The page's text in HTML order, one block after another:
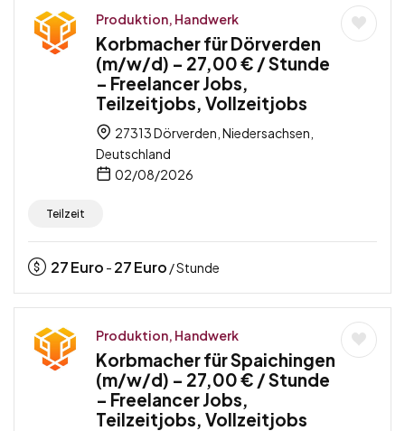
Produktion, Handwerk
Korbmacher für Dörverden
(m/w/d) – 27,00 € / Stunde
– Freelancer Jobs,
Teilzeitjobs, Vollzeitjobs
27313 Dörverden, Niedersachsen,
Deutschland
02/08/2026
Teilzeit
27Euro - 27Euro / Stunde
Produktion, Handwerk
Korbmacher für Spaichingen
(m/w/d) – 27,00 € / Stunde
– Freelancer Jobs,
Teilzeitjobs, Vollzeitjobs